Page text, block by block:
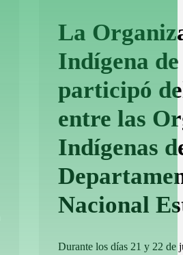
La
Indígena
participó
entre las
Indígenas
Nacional
Durante los días 21 y 22 de